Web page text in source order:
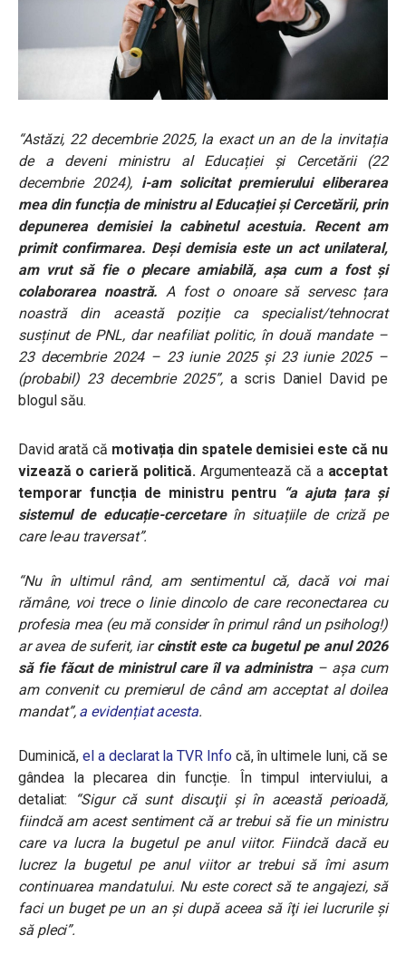
“Astăzi, 22 decembrie 2025, la exact un an de la invitația
de a deveni ministru al Educației și Cercetării (22
decembrie 2024), i-am solicitat premierului eliberarea
mea din funcția de ministru al Educației și Cercetării, prin
depunerea demisiei la cabinetul acestuia. Recent am
primit confirmarea. Deși demisia este un act unilateral,
am vrut să fie o plecare amiabilă, așa cum a fost și
colaborarea noastră. A fost o onoare să servesc țara
noastră din această poziție ca specialist/tehnocrat
susținut de PNL, dar neafiliat politic, în două mandate –
23 decembrie 2024 – 23 iunie 2025 și 23 iunie 2025 –
(probabil) 23 decembrie 2025”, a scris Daniel David pe
blogul său.
David arată că motivația din spatele demisiei este că nu
vizează o carieră politică. Argumentează că a acceptat
temporar funcția de ministru pentru “a ajuta țara și
sistemul de educație-cercetareîn situațiile de criză pe
care le-au traversat”.
“Nu în ultimul rând, am sentimentul că, dacă voi mai
rămâne, voi trece o linie dincolo de care reconectarea cu
profesia mea (eu mă consider în primul rând un psiholog!)
ar avea de suferit, iarcinstit este ca bugetul pe anul 2026
să fie făcut de ministrul care îl va administra– așa cum
am convenit cu premierul de când am acceptat al doilea
mandat”, a evidențiat acesta.
Duminică,el a declarat la TVR Infocă, în ultimele luni, că se
gândea la plecarea din funcție. În timpul interviului, a
detaliat:
“Sigur că sunt discuţii şi în această perioadă,
fiindcă am acest sentiment că ar trebui să fie un ministru
care va lucra la bugetul pe anul viitor. Fiindcă dacă eu
lucrez la bugetul pe anul viitor ar trebui să îmi asum
continuarea mandatului. Nu este corect să te angajezi, să
faci un buget pe un an şi după aceea să îţi iei lucrurile şi
să pleci”.